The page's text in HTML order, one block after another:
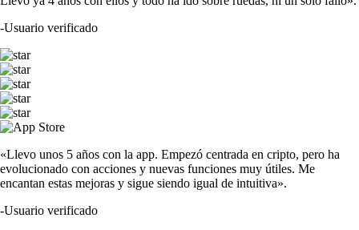
-Usuario verificado
«Llevo unos 5 años con la app. Empezó centrada en cripto, pero ha
evolucionado con acciones y nuevas funciones muy útiles. Me
encantan estas mejoras y sigue siendo igual de intuitiva».
-Usuario verificado